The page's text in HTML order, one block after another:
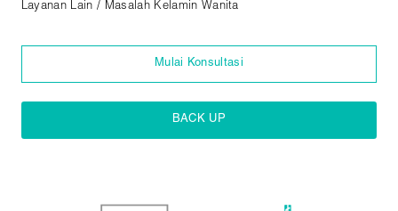
Layanan Lain / Masalah Kelamin Wanita
Mulai Konsultasi
BACK UP